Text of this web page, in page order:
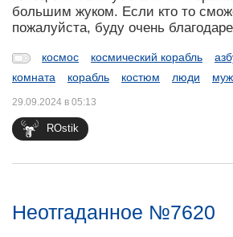
большим жуком. Если кто то
пожалуйста, буду очень
космос космический корабль
комната
корабль костюм люди
ROstik
29.09.2024 в 05:13
Неотгаданное №7620